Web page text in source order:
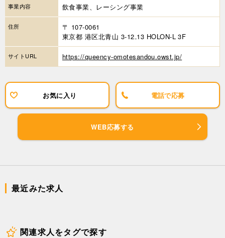
事業内容 飲食事業、レーシング事業
住所
〒 107-0061
東京都 港区北青山 3-12₋13 HOLON-L 3F
サイトURL https://queency-omotesandou.owst.jp/
お気に入り 電話で応募
WEB応募する
最近みた求人
関連求人をタグで探す